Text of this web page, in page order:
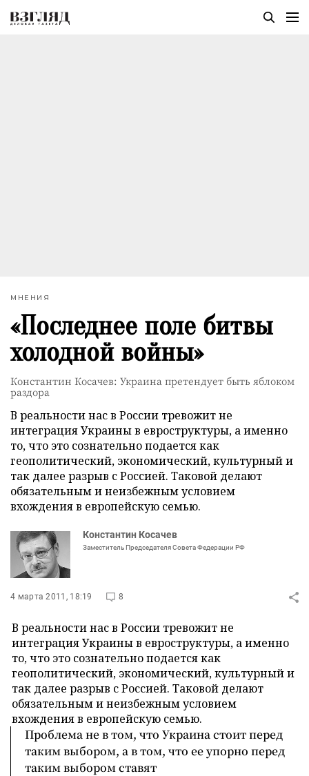
МНЕНИЯ
«Последнее поле битвы
холодной войны»
Константин Косачев: Украина претендует быть яблоком
раздора
В реальности нас в России тревожит не
интеграция Украины в евроструктуры, а именно
то, что это сознательно подается как
геополитический, экономический, культурный и
так далее разрыв с Россией. Таковой делают
обязательным и неизбежным условием
вхождения в европейскую семью.
Константин Косачев
Заместитель Председателя Совета Федерации РФ
4 марта 2011, 18:19 8
В реальности нас в России тревожит не
интеграция Украины в евроструктуры, а именно
то, что это сознательно подается как
геополитический, экономический, культурный и
так далее разрыв с Россией. Таковой делают
обязательным и неизбежным условием
вхождения в европейскую семью.
Проблема не в том, что Украина стоит перед
таким выбором, а в том, что ее упорно перед
таким выбором ставят